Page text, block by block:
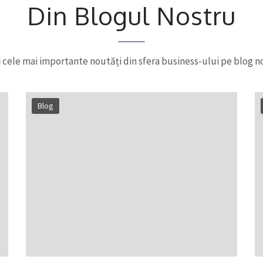
Din Blogul Nostru
mai importante noutăți din sfera business-ului pe blog
Blog